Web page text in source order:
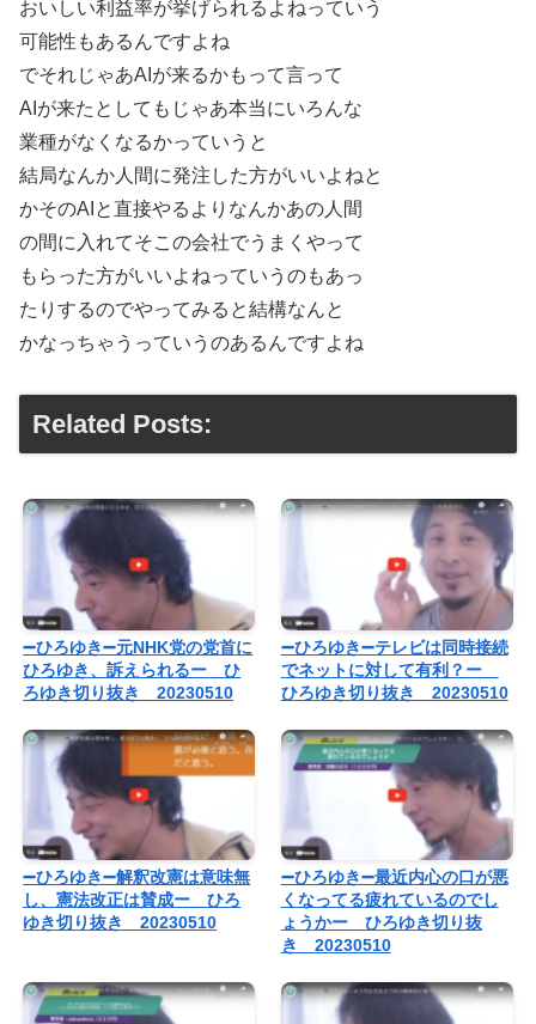
おいしい利益率が挙げられるよねっていう
可能性もあるんですよね
でそれじゃあAIが来るかもって言って
AIが来たとしてもじゃあ本当にいろんな
業種がなくなるかっていうと
結局なんか人間に発注した方がいいよねと
かそのAIと直接やるよりなんかあの人間
の間に入れてそこの会社でうまくやって
もらった方がいいよねっていうのもあっ
たりするのでやってみると結構なんと
かなっちゃうっていうのあるんですよね
Related Posts:
➖ひろゆき➖元NHK党の党首に
ひろゆき、訴えられるー ひ
ろゆき切り抜き 20230510
➖ひろゆき➖テレビは同時接続
でネットに対して有利？ー
ひろゆき切り抜き 20230510
➖ひろゆき➖解釈改憲は意味無
し、憲法改正は賛成ー ひろ
ゆき切り抜き 20230510
➖ひろゆき➖最近内心の口が悪
くなってる疲れているのでし
ょうかー ひろゆき切り抜
き 20230510